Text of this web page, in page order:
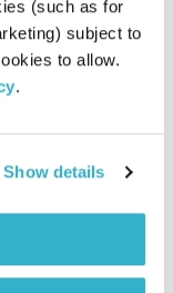
(such as for
subject to
to allow.
.
Show details
התעוררות – 20.1.21
התעוררות
גליה
מעולה בעריכתה
אודיו